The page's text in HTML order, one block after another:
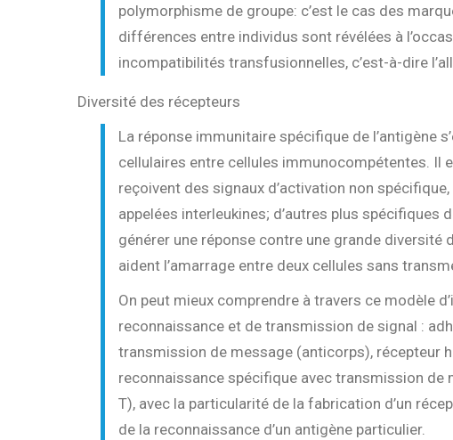
polymorphisme de groupe: c’est le cas des
différences entre individus sont révélées à
incompatibilités transfusionnelles, c’est-à-dire
Diversité des récepteurs
La réponse immunitaire spécifique de l’antigène
cellulaires entre cellules immunocompétentes. Il
reçoivent des signaux d’activation non
appelées interleukines; d’autres plus spécifiques
générer une réponse contre une grande diversité
aident l’amarrage entre deux cellules sans
On peut mieux comprendre à travers ce modèle
reconnaissance et de transmission de signal :
transmission de message (anticorps), récepteur
reconnaissance spécifique avec transmission
T), avec la particularité de la fabrication d’un
de la reconnaissance d’un antigène particulier.